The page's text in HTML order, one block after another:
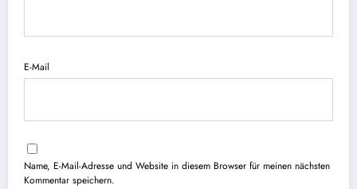
E-Mail
Name, E-Mail-Adresse und Website in diesem Browser für meinen nächsten
Kommentar speichern.